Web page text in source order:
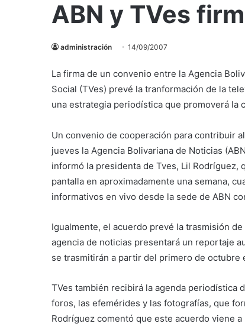
ABN y TVes
administración 14/09/2007
La firma de un convenio entre la Agencia
Social (TVes) prevé la tranformación de la
una estrategia periodística que promoverá la
Un convenio de cooperación para contribuir
jueves la Agencia Bolivariana de Noticias
informó la presidenta de Tves, Lil Rodríguez,
pantalla en aproximadamente una semana,
informativos en vivo desde la sede de ABN
Igualmente, el acuerdo prevé la trasmisión
agencia de noticias presentará un reportaje
se trasmitirán a partir del primero de
TVes también recibirá la agenda periodística
foros, las efemérides y las fotografías, que
Rodríguez comentó que este acuerdo viene